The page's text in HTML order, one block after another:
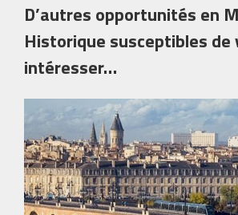
D’autres opportunités en
Historique susceptibles de
intéresser…